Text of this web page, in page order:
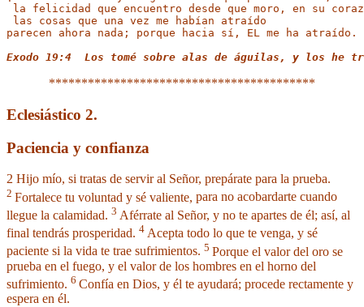
la felicidad que encuentro desde que moro, en su
las cosas que una vez me habían atraído
parecen ahora nada; porque hacia sí, EL me ha atraído.
Exodo 19:4  Los tomé sobre alas de águilas, y los he
*****************************************
Eclesiástico 2.
Paciencia y confianza
2 Hijo mío, si tratas de servir al Señor, prepárate para la prueba.
2 Fortalece tu voluntad y sé valiente, para no acobardarte cuando
llegue la calamidad. 3 Aférrate al Señor, y no te apartes de él; así, al
final tendrás prosperidad. 4 Acepta todo lo que te venga, y sé
paciente si la vida te trae sufrimientos. 5 Porque el valor del oro se
prueba en el fuego, y el valor de los hombres en el horno del
sufrimiento. 6 Confía en Dios, y él te ayudará; procede rectamente y
espera en él.